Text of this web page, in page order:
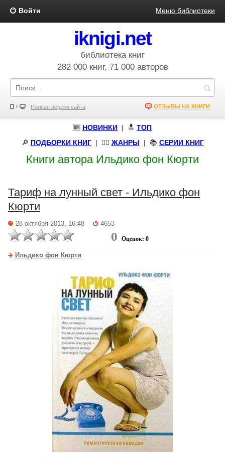
Войти Меню библиотеки
iknigi.net
библиотека книг
282 000 книг, 71 000 авторов
Полная версия сайта ОТЗЫВЫ НА КНИГИ
🆕 НОВИНКИ | 🔝 ТОП
🔎 ПОДБОРКИ КНИГ| 🧝‍♀️ ЖАНРЫ | 📚 СЕРИИ КНИГ
Книги автора Ильдико фон Кюрти
Тариф на лунный свет - Ильдико фон
Кюрти
28 октября 2013, 16:48 4653
0 Оценок: 0
Ильдико фон Кюрти